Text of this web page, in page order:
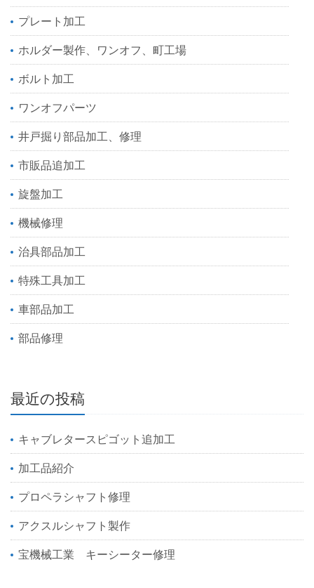
プレート加工
ホルダー製作、ワンオフ、町工場
ボルト加工
ワンオフパーツ
井戸掘り部品加工、修理
市販品追加工
旋盤加工
機械修理
治具部品加工
特殊工具加工
車部品加工
部品修理
最近の投稿
キャブレタースピゴット追加工
加工品紹介
プロペラシャフト修理
アクスルシャフト製作
宝機械工業 キーシーター修理